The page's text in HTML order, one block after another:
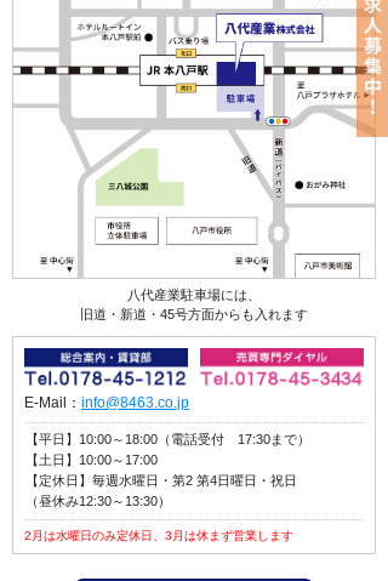
八代産業駐車場には、
旧道・新道・45号方面からも入れます
E-Mail： info@8463.co.jp
【平日】10:00～18:00（電話受付 17:30まで）
【土日】10:00～17:00
【定休日】毎週水曜日・第2 第4日曜日・祝日
（昼休み12:30～13:30）
2月は水曜日のみ定休日、3月は休まず営業します